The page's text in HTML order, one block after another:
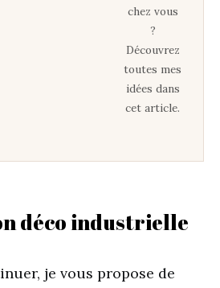
chez vous
?
Découvrez
toutes mes
idées dans
cet article.
déco industrielle
je vous propose de